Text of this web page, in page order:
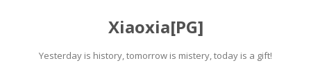
Xiaoxia[PG]
Yesterday is history, tomorrow is mistery, today is a gift!